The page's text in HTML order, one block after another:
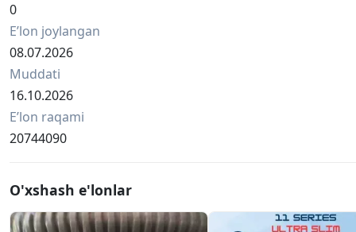
0
Eʼlon joylangan
08.07.2026
Muddati
16.10.2026
Eʼlon raqami
20744090
O'xshash e'lonlar